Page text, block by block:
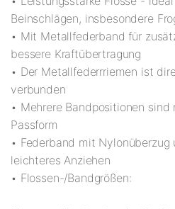
Beinschlägen, insbesondere
• Mit Metallfederband für
bessere Kraftübertragung
• Der Metallfederrriemen ist
verbunden
• Mehrere Bandpositionen
Passform
• Federband mit
leichteres Anziehen
• Flossen-/Bandgrößen: